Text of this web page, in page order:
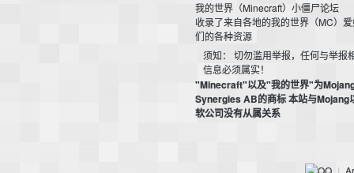
我的世界（Minecraft）小僵尸论坛
收录了来自各地的我的世界（MC）
们的各种资源
须知： 切勿滥用举报，任何与举报
信息必须属实！
"Minecraft"以及"我的世界"为
Synergies AB的商标 本站与Mojang
软公司没有从属关系